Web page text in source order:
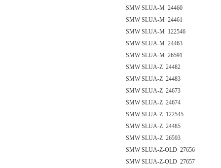
SMW SLUA-M 24460
SMW SLUA-M 24461
SMW SLUA-M 122546
SMW SLUA-M 24463
SMW SLUA-M 26591
SMW SLUA-Z 24482
SMW SLUA-Z 24483
SMW SLUA-Z 24673
SMW SLUA-Z 24674
SMW SLUA-Z 122545
SMW SLUA-Z 24485
SMW SLUA-Z 26593
SMW SLUA-Z-OLD 27656
SMW SLUA-Z-OLD 27657